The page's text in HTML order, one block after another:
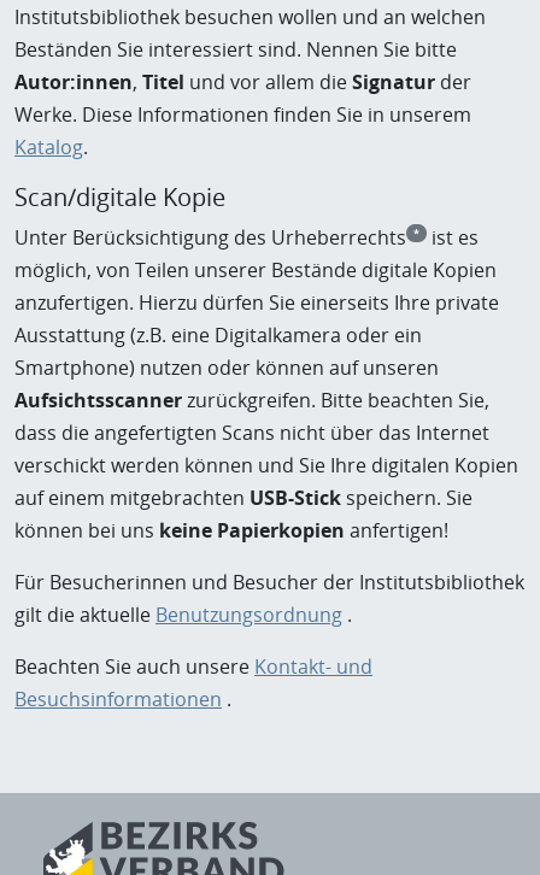
Institutsbibliothek besuchen wollen und an welchen
Beständen Sie interessiert sind. Nennen Sie bitte
Autor:innen, Titel und vor allem dieSignatur der
Werke. Diese Informationen finden Sie in unserem
Katalog.
Scan/digitale Kopie
Unter Berücksichtigung des Urheberrechts * ist es
möglich, von Teilen unserer Bestände digitale Kopien
anzufertigen. Hierzu dürfen Sie einerseits Ihre private
Ausstattung (z.B. eine Digitalkamera oder ein
Smartphone) nutzen oder können auf unseren
Aufsichtsscannerzurückgreifen. Bitte beachten Sie,
dass die angefertigten Scans nicht über das Internet
verschickt werden können und Sie Ihre digitalen Kopien
auf einem mitgebrachten USB-Stick speichern. Sie
können bei uns keine Papierkopien anfertigen!
Für Besucherinnen und Besucher der Institutsbibliothek
gilt die aktuelle Benutzungsordnung .
Beachten Sie auch unsere Kontakt- und
Besuchsinformationen .